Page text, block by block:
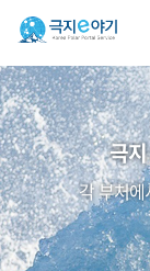
극
각 부처